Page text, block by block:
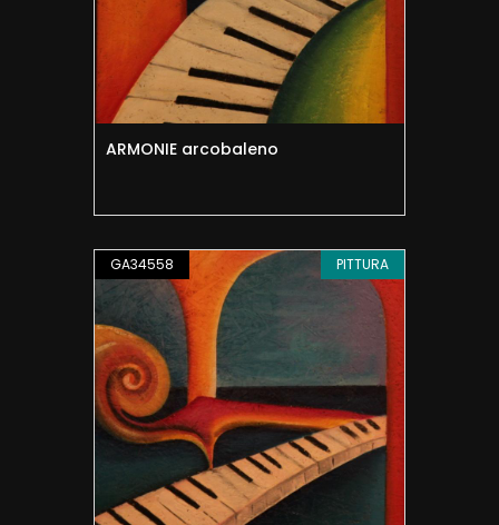
ARMONIE arcobaleno
GA34558 PITTURA